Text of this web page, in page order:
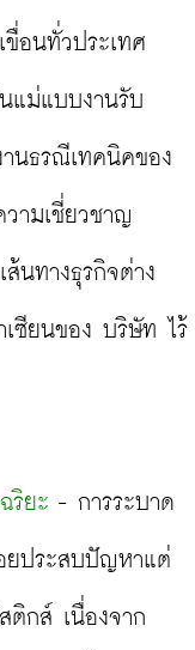
ขื่อนทั่วประเทศ
แม่แบบงานรับ
านธรณีเทคนิคของ
ามเชี่ยวชาญ
ส้นทางธุรกิจต่าง
เซียนของ บริษัท ไร้
ริยะ - การระบาด
ยประสบปัญหาแต่
ติกส์ เนื่องจาก